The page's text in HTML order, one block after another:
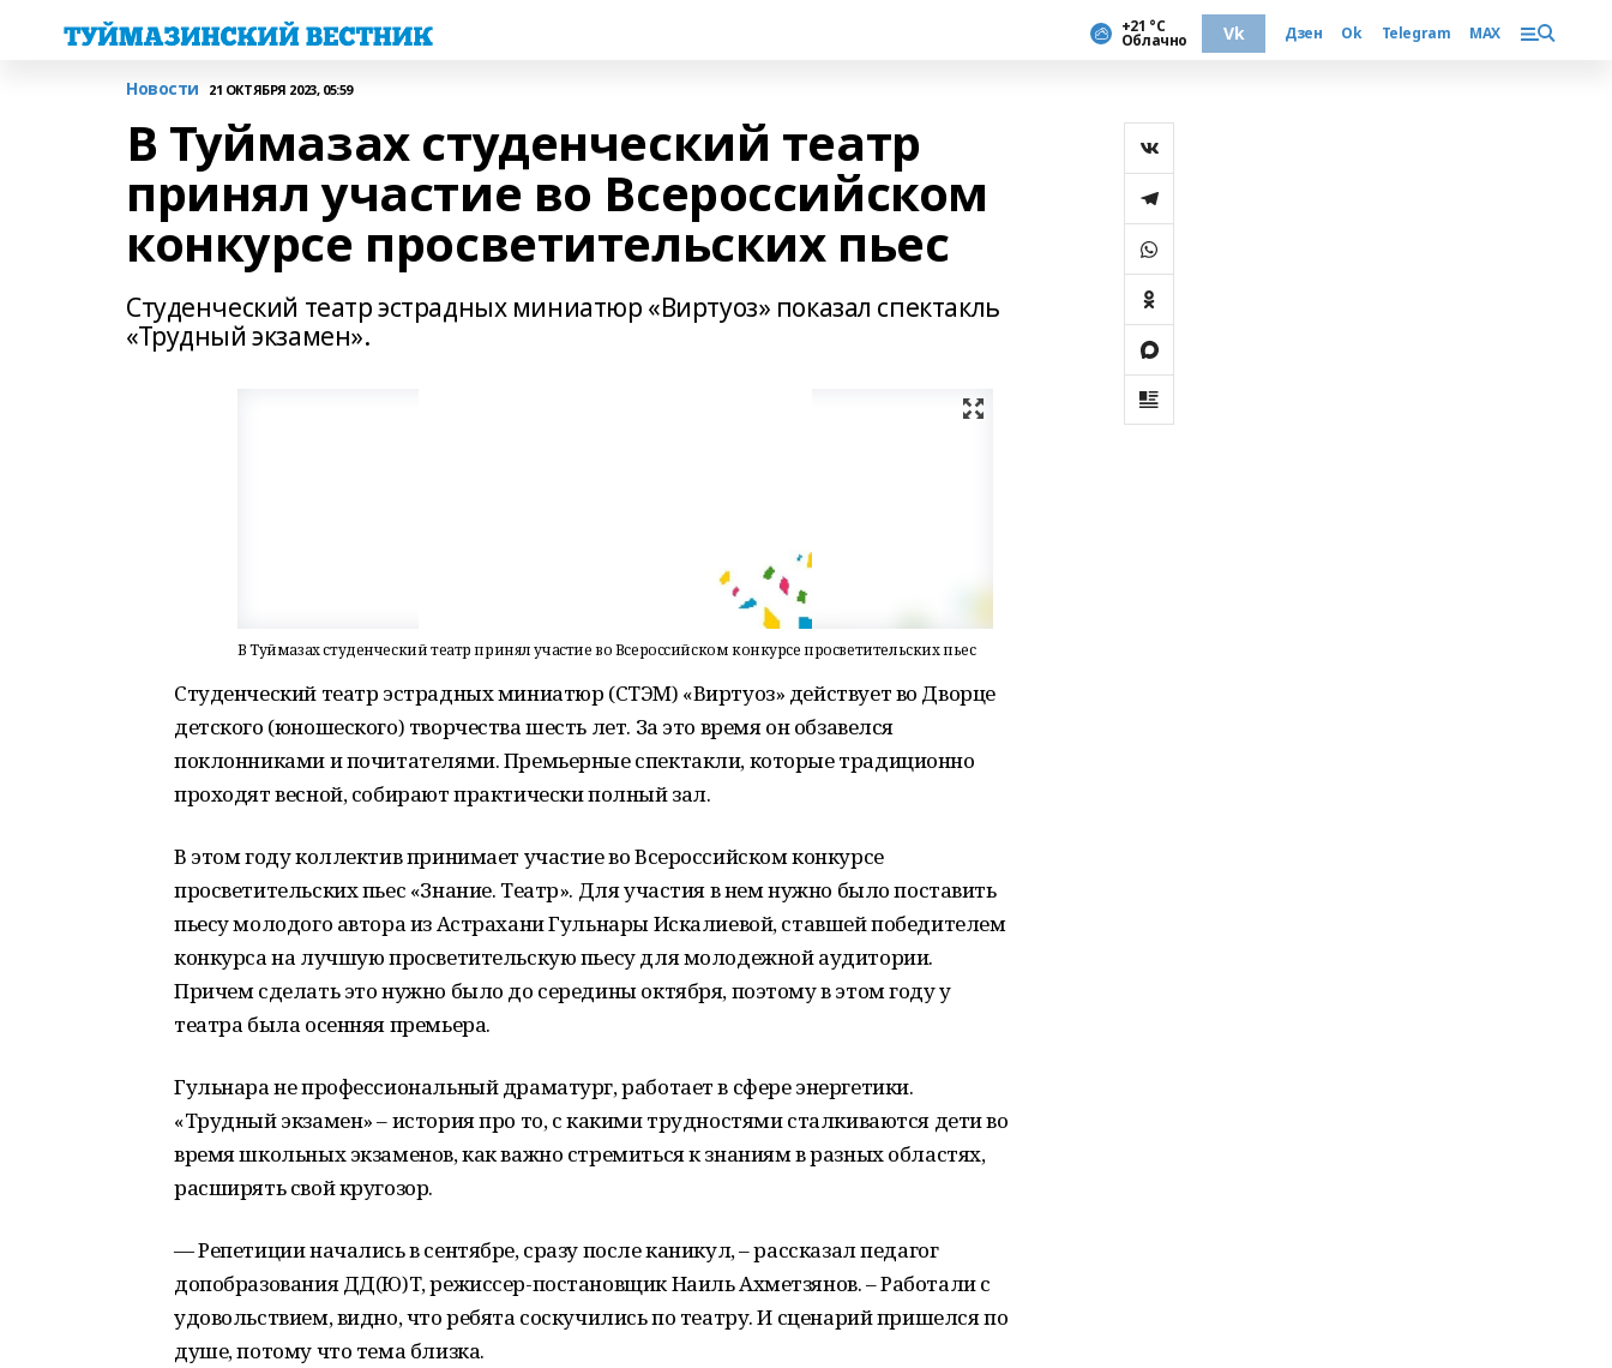
+21 °С
Облачно Vk Дзен Ok Telegram MAX
Новости 21 ОКТЯБРЯ 2023, 05:59
В Туймазах студенческий театр
принял участие во Всероссийском
конкурсе просветительских пьес
Студенческий театр эстрадных миниатюр «Виртуоз» показал спектакль
«Трудный экзамен».
В Туймазах студенческий театр принял участие во Всероссийском конкурсе просветительских пьес
Студенческий театр эстрадных миниатюр (СТЭМ) «Виртуоз» действует во Дворце
детского (юношеского) творчества шесть лет. За это время он обзавелся
поклонниками и почитателями. Премьерные спектакли, которые традиционно
проходят весной, собирают практически полный зал.
В этом году коллектив принимает участие во Всероссийском конкурсе
просветительских пьес «Знание. Театр». Для участия в нем нужно было поставить
пьесу молодого автора из Астрахани Гульнары Искалиевой, ставшей победителем
конкурса на лучшую просветительскую пьесу для молодежной аудитории.
Причем сделать это нужно было до середины октября, поэтому в этом году у
театра была осенняя премьера.
Гульнара не профессиональный драматург, работает в сфере энергетики.
«Трудный экзамен» – история про то, с какими трудностями сталкиваются дети во
время школьных экзаменов, как важно стремиться к знаниям в разных областях,
расширять свой кругозор.
— Репетиции начались в сентябре, сразу после каникул, – рассказал педагог
допобразования ДД(Ю)Т, режиссер-постановщик Наиль Ахметзянов. – Работали с
удовольствием, видно, что ребята соскучились по театру. И сценарий пришелся по
душе, потому что тема близка.